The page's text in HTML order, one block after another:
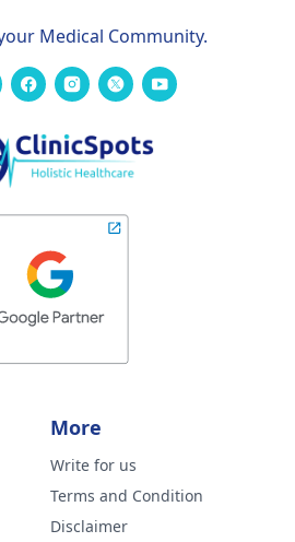
Medical Community.
More
Write for us
Terms and Condition
Disclaimer